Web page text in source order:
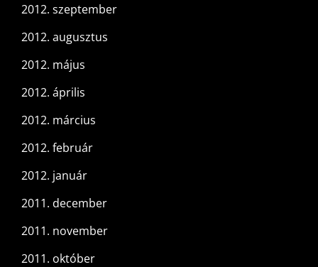
2012. szeptember
2012. augusztus
2012. május
2012. április
2012. március
2012. február
2012. január
2011. december
2011. november
2011. október